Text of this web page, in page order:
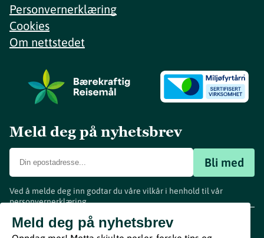
Personvernerklæring
Cookies
Om nettstedet
Meld deg på nyhetsbrev
Bli med
Ved å melde deg inn godtar du våre vilkår i henhold til vår
personvernerklæring.
Meld deg på nyhetsbrev
www.visitvestfold.com
Turistinformasjon